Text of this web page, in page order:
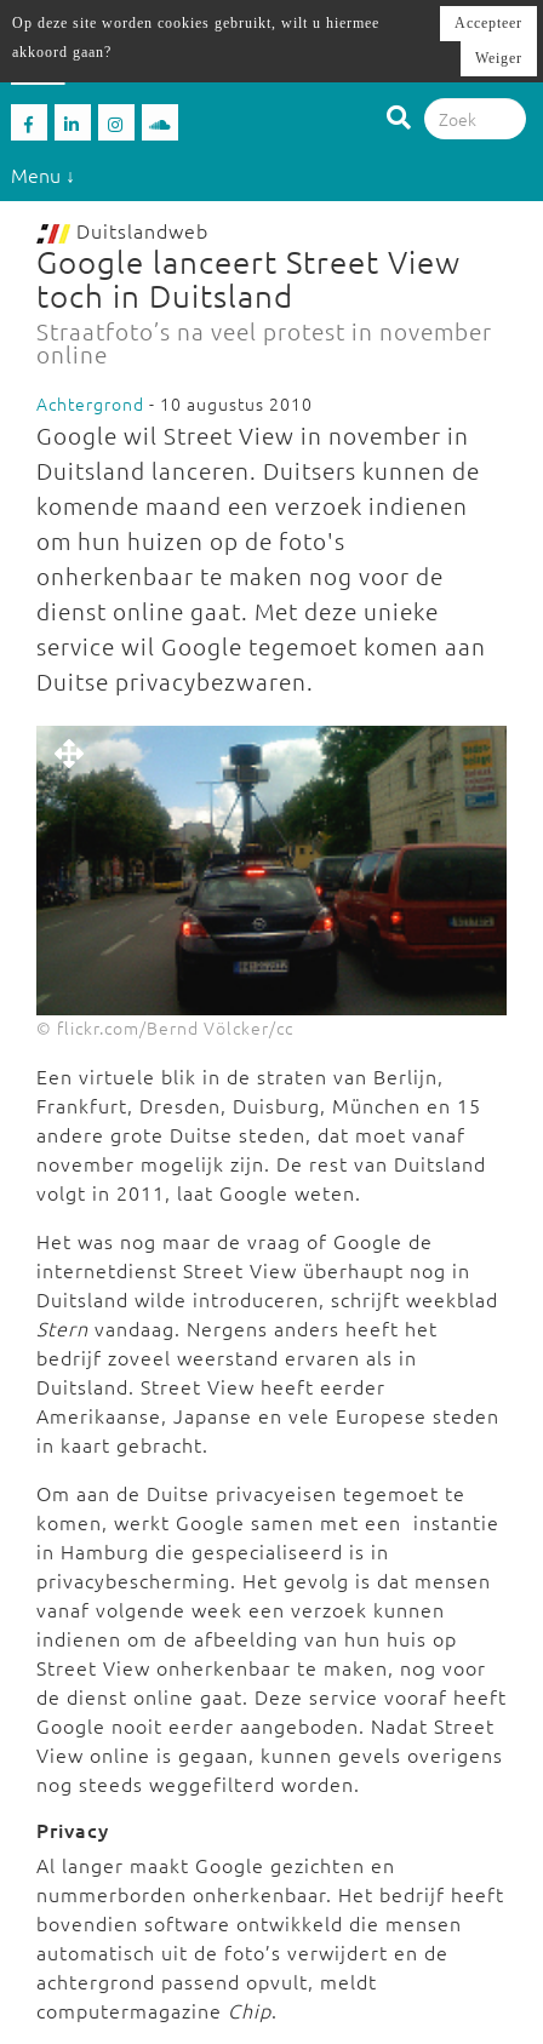
Menu ↓
Duitslandweb
Google lanceert Street View
toch in Duitsland
Straatfoto’s na veel protest in november
online
Achtergrond - 10 augustus 2010
Google wil Street View in november in
Duitsland lanceren. Duitsers kunnen de
komende maand een verzoek indienen
om hun huizen op de foto's
onherkenbaar te maken nog voor de
dienst online gaat. Met deze unieke
service wil Google tegemoet komen aan
Duitse privacybezwaren.
© flickr.com/Bernd Völcker/cc
Een virtuele blik in de straten van Berlijn,
Frankfurt, Dresden, Duisburg, München en 15
andere grote Duitse steden, dat moet vanaf
november mogelijk zijn. De rest van Duitsland
volgt in 2011, laat Google weten.
Het was nog maar de vraag of Google de
internetdienst Street View überhaupt nog in
Duitsland wilde introduceren, schrijft weekblad
Stern vandaag. Nergens anders heeft het
bedrijf zoveel weerstand ervaren als in
Duitsland. Street View heeft eerder
Amerikaanse, Japanse en vele Europese steden
in kaart gebracht.
Om aan de Duitse privacyeisen tegemoet te
komen, werkt Google samen met een instantie
in Hamburg die gespecialiseerd is in
privacybescherming. Het gevolg is dat mensen
vanaf volgende week een verzoek kunnen
indienen om de afbeelding van hun huis op
Street View onherkenbaar te maken, nog voor
de dienst online gaat. Deze service vooraf heeft
Google nooit eerder aangeboden. Nadat Street
View online is gegaan, kunnen gevels overigens
nog steeds weggefilterd worden.
Privacy
Al langer maakt Google gezichten en
nummerborden onherkenbaar. Het bedrijf heeft
bovendien software ontwikkeld die mensen
automatisch uit de foto’s verwijdert en de
achtergrond passend opvult, meldt
computermagazine Chip.
Op deze site worden cookies gebruikt, wilt u hiermee
akkoord gaan?
Accepteer
Weiger